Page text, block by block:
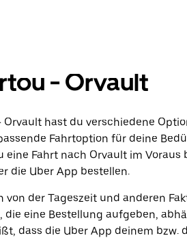
- Orvault
hast du verschiedene
Fahrtoption für deine
Fahrt nach Orvault im Voraus
die Uber App bestellen.
der Tageszeit und anderen
eine Bestellung aufgeben,
dass die Uber App deinem bzw.